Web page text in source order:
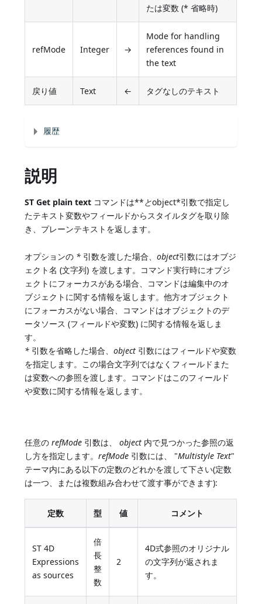
たは変数 (* 省略時)
refMode Integer →
Mode for handling
references found in
the text
戻り値 Text ← タグなしのテキスト
履歴
説明
ST Get plain text コマンドは**とobject*引数で指定し
たテキスト変数やフィールドからスタイルタグを取り除
き、プレーンテキストを返します。
オプションの * 引数を渡した場合、object引数にはオブジ
ェクト名 (文字列) を渡します。コマンド実行時にオブジ
ェクトにフォーカスがある場合、コマンドは編集中のオ
ブジェクトに関する情報を返します。他方オブジェクト
にフォーカスがない場合、コマンドはオブジェクトのデ
ータソース (フィールドや変数) に関する情報を返しま
す。
* 引数を省略した場合、object 引数にはフィールドや変数
を指定します。この場合文字列ではなくフィールドまた
は変数への参照を渡します。コマンドはこのフィールド
や変数に関する情報を返します。
任意のrefMode 引数は、object 内で見つかった参照の返
し方を指定します。refMode 引数には、 "Multistyle Text"
テーマ内にある以下の定数のどれかを渡して下さい(定数
は一つ、または複数組み合わせて渡す事ができます):
定数 型 値 コメント
ST 4D
Expressions
as sources
倍
長
整
数
2
4D式参照のオリジナル
の文字列が返されま
す。